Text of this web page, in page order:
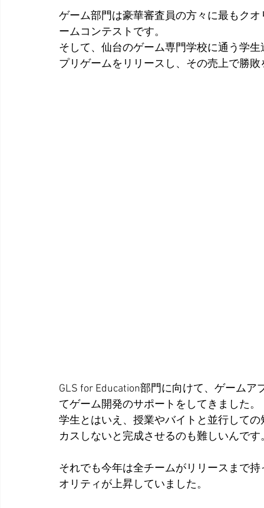
ゲーム部門は豪華審査員の方々に最もク
ームコンテストです。
そして、仙台のゲーム専門学校に通う学
プリゲームをリリースし、その売上で勝
GLS for Education部門に向けて、ゲーム
てゲーム開発のサポートをしてきました。
学生とはいえ、授業やバイトと並行して
カスしないと完成させるのも難しいんです
それでも今年は全チームがリリースまで
オリティが上昇していました。